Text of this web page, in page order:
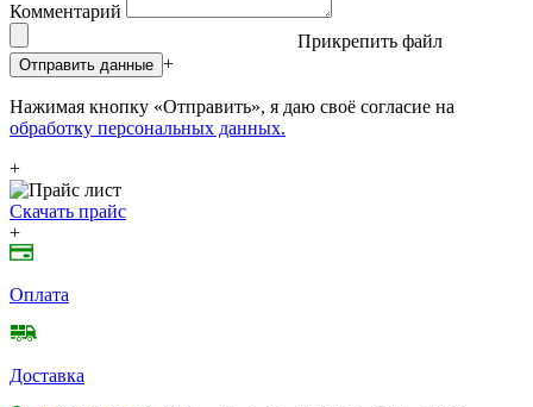
Комментарий
Прикрепить файл
Отправить данные +
Нажимая кнопку «Отправить», я даю своё согласие на
обработку персональных данных.
+
Скачать прайс
+
Оплата
Доставка